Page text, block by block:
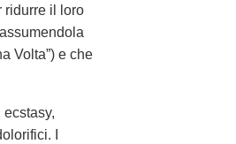
ridurre il loro
Volta”) e che
I